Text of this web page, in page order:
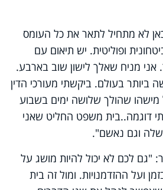
לא מתחיל לתאר את כל העומס
ופוליטית. יש תיאום עם
אני מניח שאלך לישון שוב בארבע.
ביותר בעולם. ביקשתי מעורכי הדין
שהולך שלושה ימים בשבוע
דוגמה..בית משפט החליט שאני
וגם נאשם".
"גם לכם לא יכול להיות מושג על
ועל ההזדמנויות. ומול זה בית